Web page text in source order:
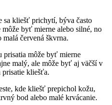
sa kliešť prichytí, býva⁣ často
môže byť mierne alebo silné,⁢ no
červená škvrna.
prisatia môže byť mierne
malý, ale môže⁢ byť aj väčší‍ v
prisatie⁢ kliešťa.
kde kliešť prepichol kožu,
bod alebo malé krvácanie.